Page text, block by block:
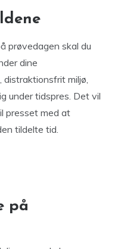
prøvedagen skal du
dine
distraktionsfrit miljø,
under tidspres. Det vil
presset med at
tildelte tid.
på